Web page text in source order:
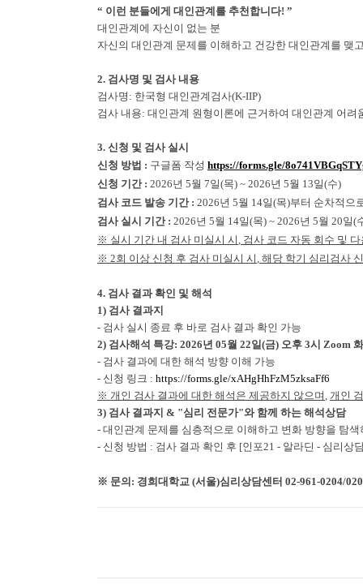
“ 이런 분들에게 대인관계를 추천합니다! ”
대인관계에 자신이 없는 분
자신의 대인관계 문제를 이해하고 건강한 대인관계를 맺
2. 검사명 및 검사 내용
검사명 : 한국형 대인관계검사(K-IIP)
검사 내용: 대인관계 원형이론에 근거하여 대인관계 어려
3. 신청 및 검사 실시
신청 방법 : 구글폼 작성 https://forms.gle/
신청 기간 : 2026년 5월 7일(목) ~ 2026년 5월 13일(수)
검사 코드 발송 기간 : 2026년 5월 14일(목)부터 순차적으
검사 실시 기간 : 2026년 5월 14일(목) ~ 2026년 5월 20일(
※ 실시 기간 내 검사 미실시 시, 검사 코드 자동 회수 및
※ 2회 이상 신청 후 검사 미실시 시, 해당 학기 심리검사
4. 검사 결과 확인 및 해석
1) 검사 결과지
- 검사 실시 종료 후 바로 검사 결과 확인 가능
2) 검사해석 특강: 2026년 05월 22일(금) 오후 3시 Zoom
- 검사 결과에 대한 해석 방향 이해 가능
- 신청 링크 : https://forms.gle/xAHgHhFzM5zksaFf6
※ 개인 검사 결과에 대한 해석은 제공하지 않으며, 개인
3) 검사 결과지 & "심리 전문가"와 함께 하는 해석상담
- 대인관계 문제를 심층적으로 이해하고 변화 방향을 탐
- 신청 방법 : 검사 결과 확인 후 [인포21 - 알라딘 - 심리상
※ 문의 : 경희대학교 (서울)심리상담센터 02-961-0204/